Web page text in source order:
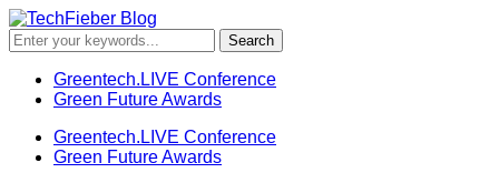
Greentech.LIVE Conference
Green Future Awards
Greentech.LIVE Conference
Green Future Awards